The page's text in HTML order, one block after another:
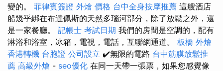
變的。 菲律賓簽證 外燴 價格 台中全身按摩推薦 這艘酒店
船幾乎綁在布達佩斯的天然多瑙河部分，除了放鬆之外，還
是一家餐廳。 記帳士 考試日期 我們的房間是空調的，配有
淋浴和浴室，冰箱，電視，電話，互聯網通道。 板橋 外燴
香港轉機 台胞證 公司設立 ✔️無限的電路 台中筋膜放鬆推
薦 高級外燴 - seo優化 在同一天帶一張票，如果您感覺像